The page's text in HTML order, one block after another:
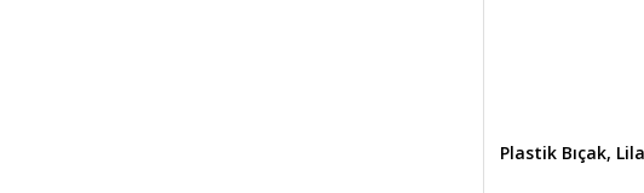
Plastik Bıçak,